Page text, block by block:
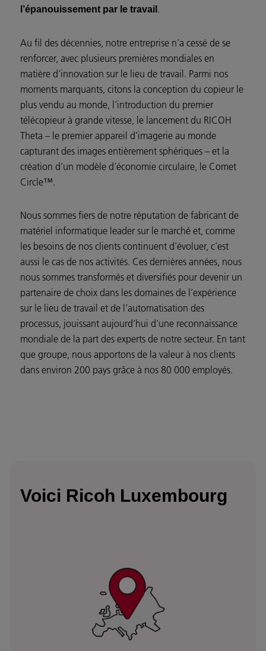
l’épanouissement par le travail .
Au fil des décennies, notre entreprise n’a cessé de se
renforcer, avec plusieurs premières mondiales en
matière d’innovation sur le lieu de travail. Parmi nos
moments marquants, citons la conception du copieur le
plus vendu au monde, l’introduction du premier
télécopieur à grande vitesse, le lancement du RICOH
Theta – le premier appareil d’imagerie au monde
capturant des images entièrement sphériques – et la
création d’un modèle d’économie circulaire, le Comet
Circle™.
Nous sommes fiers de notre réputation de fabricant de
matériel informatique leader sur le marché et, comme
les besoins de nos clients continuent d’évoluer, c’est
aussi le cas de nos activités. Ces dernières années, nous
nous sommes transformés et diversifiés pour devenir un
partenaire de choix dans les domaines de l’expérience
sur le lieu de travail et de l’automatisation des
processus, jouissant aujourd’hui d’une reconnaissance
mondiale de la part des experts de notre secteur. En tant
que groupe, nous apportons de la valeur à nos clients
dans environ 200 pays grâce à nos 80 000 employés.
Voici Ricoh Luxembourg